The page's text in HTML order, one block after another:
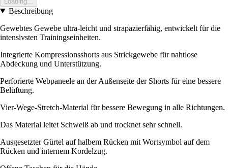
Beschreibung
Gewebtes Gewebe ultra-leicht und strapazierfähig, entwickelt für die
intensivsten Trainingseinheiten.
Integrierte Kompressionsshorts aus Strickgewebe für nahtlose
Abdeckung und Unterstützung.
Perforierte Webpaneele an der Außenseite der Shorts für eine bessere
Belüftung.
Vier-Wege-Stretch-Material für bessere Bewegung in alle Richtungen.
Das Material leitet Schweiß ab und trocknet sehr schnell.
Ausgesetzter Gürtel auf halbem Rücken mit Wortsymbol auf dem
Rücken und internem Kordelzug.